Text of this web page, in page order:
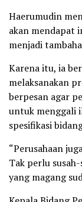
Haerumudin
akan mendapat
menjadi
Karena itu, ia
melaksanakan
berpesan agar
untuk menggali
spesifikasi
“Perusahaan
Tak perlu
yang magang